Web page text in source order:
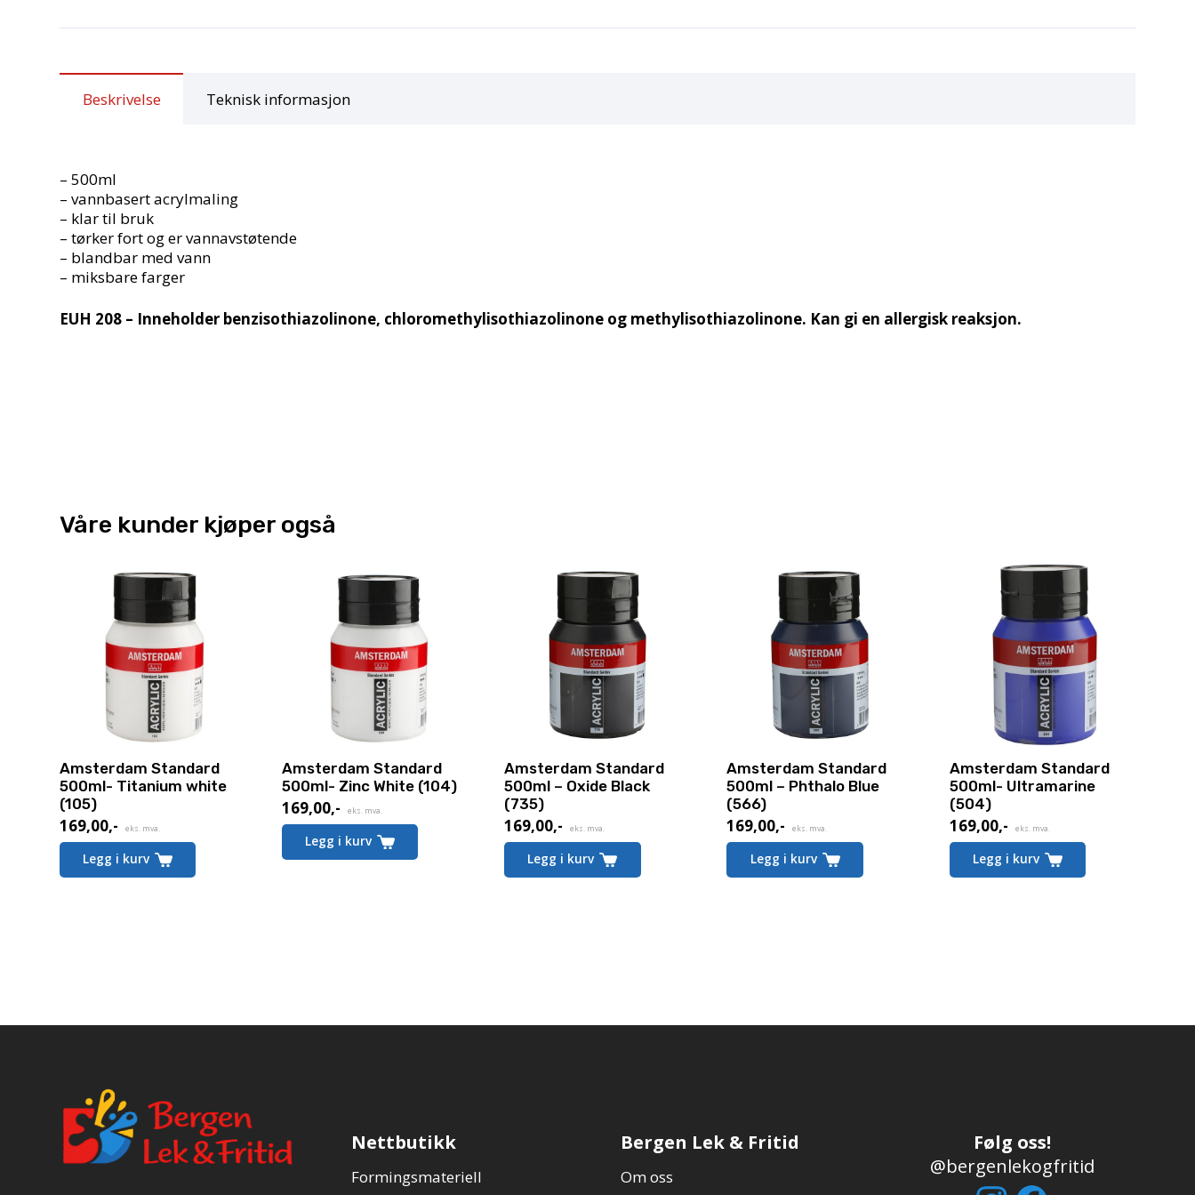
Beskrivelse Teknisk informasjon
– 500ml
– vannbasert acrylmaling
– klar til bruk
– tørker fort og er vannavstøtende
– blandbar med vann
– miksbare farger
EUH 208 – Inneholder benzisothiazolinone, chloromethylisothiazolinone og methylisothiazolinone. Kan gi en allergisk reaksjon.
Våre kunder kjøper også
Amsterdam Standard
500ml- Titanium white
(105)
169,00,- eks. mva.
Legg i kurv
Amsterdam Standard
500ml- Zinc White (104)
169,00,- eks. mva.
Legg i kurv
Amsterdam Standard
500ml – Oxide Black
(735)
169,00,- eks. mva.
Legg i kurv
Amsterdam Standard
500ml – Phthalo Blue
(566)
169,00,- eks. mva.
Legg i kurv
Amsterdam Standard
500ml- Ultramarine
(504)
169,00,- eks. mva.
Legg i kurv
Nettbutikk
Formingsmateriell
Bergen Lek & Fritid
Om oss
Følg oss!
@bergenlekogfritid